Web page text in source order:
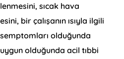
sıcak hava
bir çalışanın ısıyla ilgili
olduğunda
olduğunda acil tıbbi